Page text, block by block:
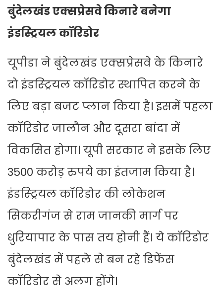
बुंदेलखंड एक्सप्रेसवे किनारे बनेगा
इंडस्ट्रियल कॉरिडोर
यूपीडा ने बुंदेलखंड एक्सप्रेसवे के किनारे
दो इंडस्ट्रियल कॉरिडोर स्थापित करने के
लिए बड़ा बजट प्लान किया है। इसमें पहला
कॉरिडोर जालौन और दूसरा बांदा में
विकसित होगा। यूपी सरकार ने इसके लिए
3500 करोड़ रुपये का इंतजाम किया है।
इंडस्ट्रियल कॉरिडोर की लोकेशन
सिकरीगंज से राम जानकी मार्ग पर
धुरियापार के पास तय होनी हैं। ये कॉरिडोर
बुंदेलखंड में पहले से बन रहे डिफेंस
कॉरिडोर से अलग होंगे।